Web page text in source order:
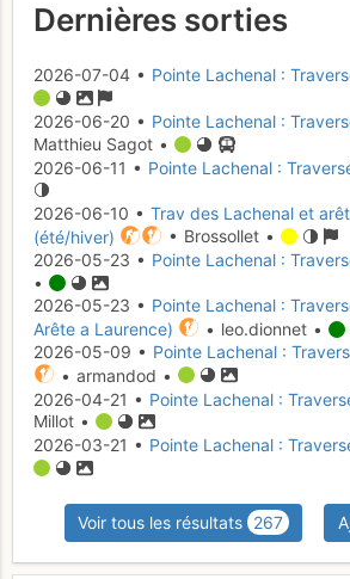
Dernières sorties
2026-07-04 • Pointe Lachenal :
2026-06-20 • Pointe Lachenal :
Matthieu Sagot •
2026-06-11 • Pointe Lachenal :
2026-06-10 • Trav des Lachenal et
(été/hiver)
• Brossollet •
2026-05-23 • Pointe Lachenal :
•
2026-05-23 • Pointe Lachenal :
Arête a Laurence)
• leo.dionnet •
2026-05-09 • Pointe Lachenal :
• armandod •
2026-04-21 • Pointe Lachenal :
Millot •
2026-03-21 • Pointe Lachenal :
Voir tous les résultats 267